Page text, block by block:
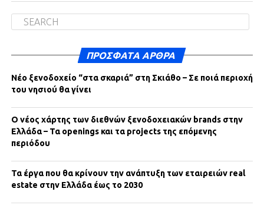
ΠΡΌΣΦΑΤΑ ΆΡΘΡΑ
Νέο ξενοδοχείο “στα σκαριά” στη Σκιάθο – Σε ποιά περιοχή
του νησιού θα γίνει
Ο νέος χάρτης των διεθνών ξενοδοχειακών brands στην
Ελλάδα – Τα openings και τα projects της επόμενης
περιόδου
Τα έργα που θα κρίνουν την ανάπτυξη των εταιρειών real
estate στην Ελλάδα έως το 2030